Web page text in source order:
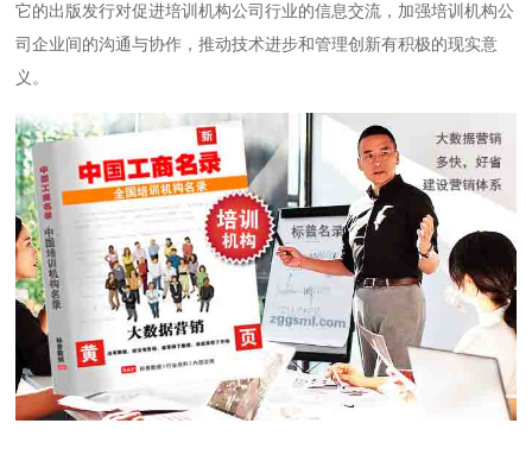
它的出版发行对促进培训机构公司行业的信息交流，加强培训机构公
司企业间的沟通与协作，推动技术进步和管理创新有积极的现实意
义。